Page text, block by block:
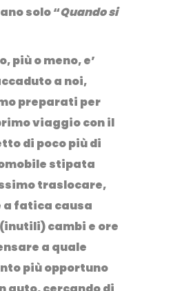
solo “Quando si
più o meno, e’
a noi,
preparati per
viaggio con il
di poco più di
stipata
traslocare,
fatica causa
cambi e ore
a quale
più opportuno